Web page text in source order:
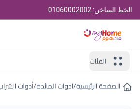
الخط الساخن: 01060002002
الفئات
الصفحة الرئيسية/ادوات المائدة/أدوات